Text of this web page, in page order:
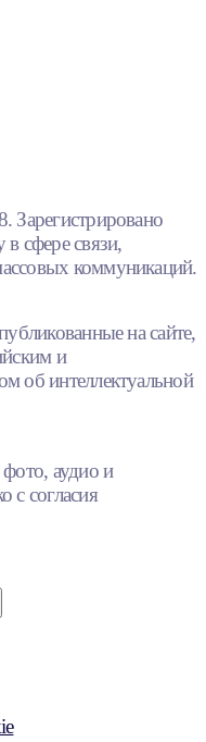
сфере связи,
коммуникаций.
на сайте,
и
об интеллектуальной
аудио и
с согласия